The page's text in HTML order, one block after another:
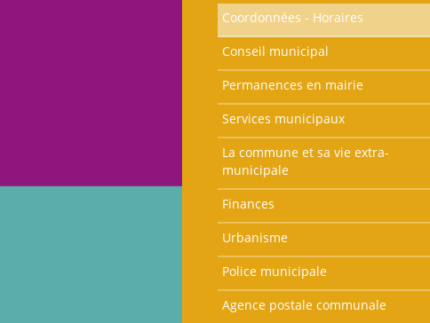
Coordonnées - Horaires
Conseil municipal
Permanences en mairie
Services municipaux
La commune et sa vie extra-
municipale
Finances
Urbanisme
Police municipale
Agence postale communale